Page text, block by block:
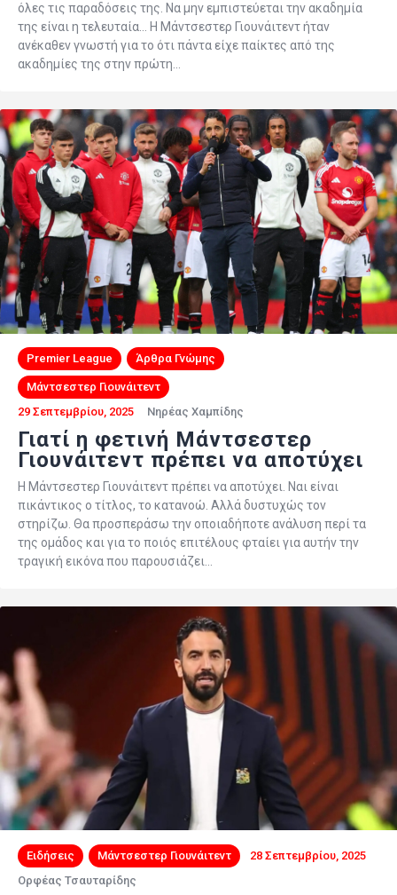
όλες τις παραδόσεις της. Να μην εμπιστεύεται την ακαδημία
της είναι η τελευταία… Η Μάντσεστερ Γιουνάιτεντ ήταν
ανέκαθεν γνωστή για το ότι πάντα είχε παίκτες από της
ακαδημίες της στην πρώτη…
Premier League Άρθρα Γνώμης
Μάντσεστερ Γιουνάιτεντ
29 Σεπτεμβρίου, 2025
Νηρέας Χαμπίδης
Γιατί η φετινή Μάντσεστερ
Γιουνάιτεντ πρέπει να αποτύχει
Η Μάντσεστερ Γιουνάιτεντ πρέπει να αποτύχει. Ναι είναι
πικάντικος ο τίτλος, το κατανοώ. Αλλά δυστυχώς τον
στηρίζω. Θα προσπεράσω την οποιαδήποτε ανάλυση περί τα
της ομάδος και για το ποιός επιτέλους φταίει για αυτήν την
τραγική εικόνα που παρουσιάζει…
Ειδήσεις Μάντσεστερ Γιουνάιτεντ
28 Σεπτεμβρίου, 2025
Ορφέας Τσαυταρίδης